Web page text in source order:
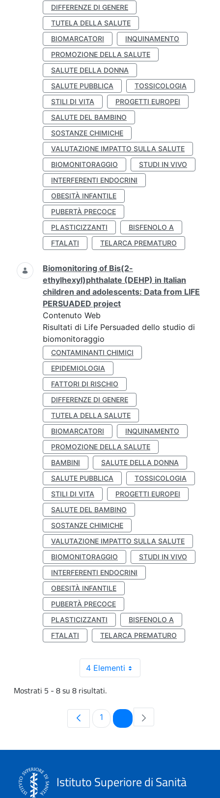
DIFFERENZE DI GENERE
TUTELA DELLA SALUTE
BIOMARCATORI
INQUINAMENTO
PROMOZIONE DELLA SALUTE
SALUTE DELLA DONNA
SALUTE PUBBLICA
TOSSICOLOGIA
STILI DI VITA
PROGETTI EUROPEI
SALUTE DEL BAMBINO
SOSTANZE CHIMICHE
VALUTAZIONE IMPATTO SULLA SALUTE
BIOMONITORAGGIO
STUDI IN VIVO
INTERFERENTI ENDOCRINI
OBESITÀ INFANTILE
PUBERTÀ PRECOCE
PLASTICIZZANTI
BISFENOLO A
FTALATI
TELARCA PREMATURO
Biomonitoring of Bis(2-
ethylhexyl)phthalate (DEHP) in Italian
children and adolescents: Data from LIFE
PERSUADED project
Contenuto Web
Risultati di Life Persuaded dello studio di
biomonitoraggio
CONTAMINANTI CHIMICI
EPIDEMIOLOGIA
FATTORI DI RISCHIO
DIFFERENZE DI GENERE
TUTELA DELLA SALUTE
BIOMARCATORI
INQUINAMENTO
PROMOZIONE DELLA SALUTE
BAMBINI
SALUTE DELLA DONNA
SALUTE PUBBLICA
TOSSICOLOGIA
STILI DI VITA
PROGETTI EUROPEI
SALUTE DEL BAMBINO
SOSTANZE CHIMICHE
VALUTAZIONE IMPATTO SULLA SALUTE
BIOMONITORAGGIO
STUDI IN VIVO
INTERFERENTI ENDOCRINI
OBESITÀ INFANTILE
PUBERTÀ PRECOCE
PLASTICIZZANTI
BISFENOLO A
FTALATI
TELARCA PREMATURO
4 Elementi
Mostrati 5 - 8 su 8 risultati.
Pagina
1 Pagina
Istituto Superiore di Sanità